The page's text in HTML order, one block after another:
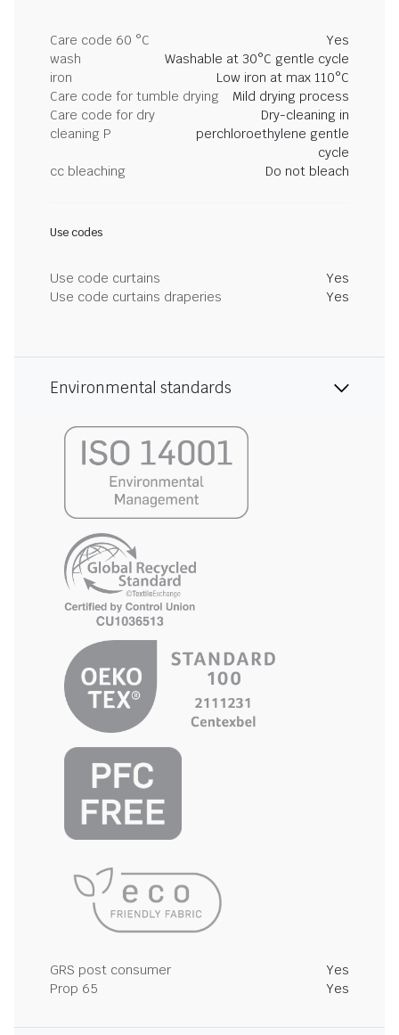
Care code 60 °C
Yes
wash
Washable at 30°C gentle cycle
iron
Low iron at max 110°C
Care code for tumble drying
Mild drying process
Care code for dry
cleaning P
Dry-cleaning in
perchloroethylene gentle
cycle
cc bleaching
Do not bleach
Use codes
Use code curtains
Yes
Use code curtains draperies
Yes
Environmental standards
GRS post consumer
Yes
Prop 65
Yes